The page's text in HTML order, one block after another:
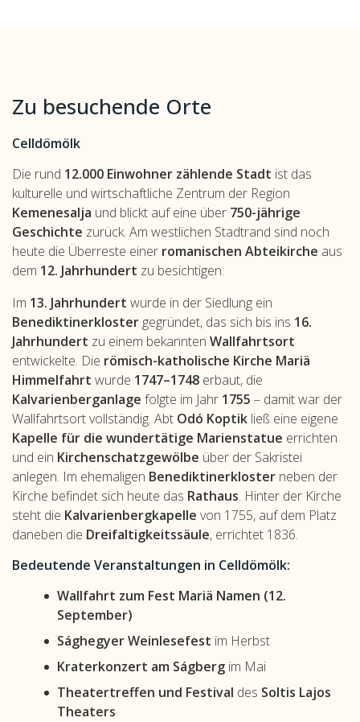
Zu besuchende Orte
Celldömölk
Die rund 12.000 Einwohner zählende Stadt ist das
kulturelle und wirtschaftliche Zentrum der Region
Kemenesalja und blickt auf eine über 750-jährige
Geschichte zurück. Am westlichen Stadtrand sind noch
heute die Überreste einer romanischen Abteikirche aus
dem 12. Jahrhundert zu besichtigen.
Im 13. Jahrhundert wurde in der Siedlung ein
Benediktinerkloster gegründet, das sich bis ins 16.
Jahrhundert zu einem bekannten Wallfahrtsort
entwickelte. Die römisch-katholische Kirche Mariä
Himmelfahrt wurde 1747–1748 erbaut, die
Kalvarienberganlage folgte im Jahr 1755 – damit war der
Wallfahrtsort vollständig. Abt Odó Koptik ließ eine eigene
Kapelle für die wundertätige Marienstatue errichten
und ein Kirchenschatzgewölbe über der Sakristei
anlegen. Im ehemaligen Benediktinerkloster neben der
Kirche befindet sich heute das Rathaus. Hinter der Kirche
steht die Kalvarienbergkapelle von 1755, auf dem Platz
daneben die Dreifaltigkeitssäule, errichtet 1836.
Bedeutende Veranstaltungen in Celldömölk:
Wallfahrt zum Fest Mariä Namen (12.
September)
Sághegyer Weinlesefest im Herbst
Kraterkonzert am Ságberg im Mai
Theatertreffen und Festival des Soltis Lajos
Theaters